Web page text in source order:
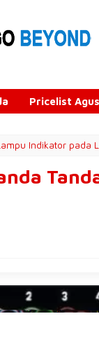
Pricelist
Indikator pada